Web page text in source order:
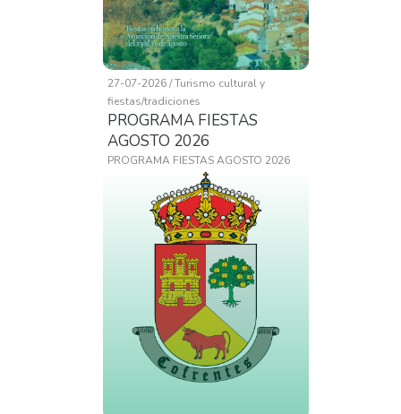
27-07-2026 / Turismo cultural y
fiestas/tradiciones
PROGRAMA FIESTAS
AGOSTO 2026
PROGRAMA FIESTAS AGOSTO 2026